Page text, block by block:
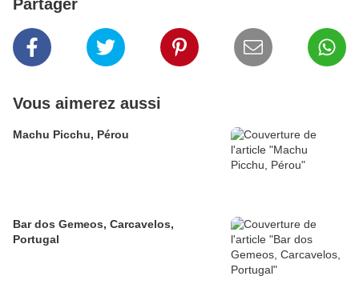
Partager
Vous aimerez aussi
Machu Picchu, Pérou
Bar dos Gemeos, Carcavelos,
Portugal